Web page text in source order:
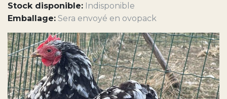
Stock disponible: Indisponible
Emballage: Sera envoyé en ovopack